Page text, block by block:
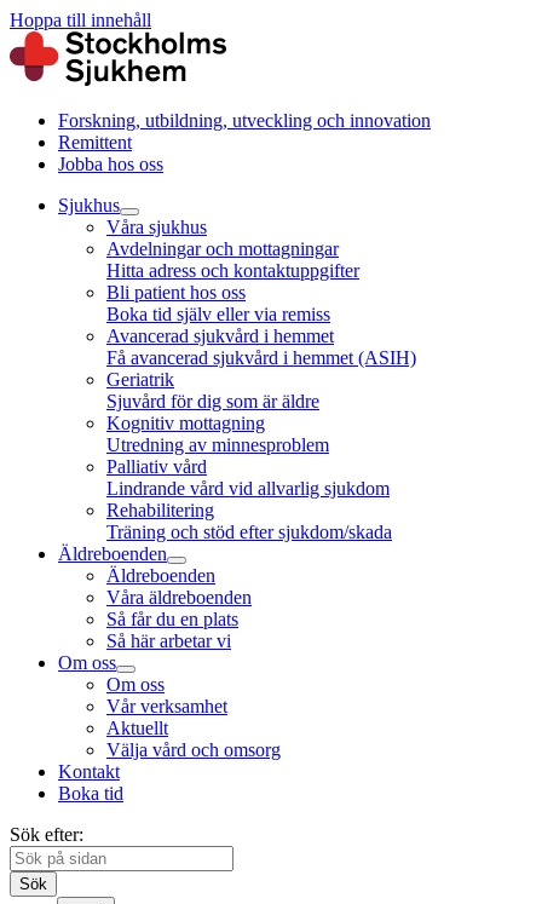
Hoppa till innehåll
Forskning, utbildning, utveckling och innovation
Remittent
Jobba hos oss
Sjukhus
Våra sjukhus
Avdelningar och mottagningar
Hitta adress och kontaktuppgifter
Bli patient hos oss
Boka tid själv eller via remiss
Avancerad sjukvård i hemmet
Få avancerad sjukvård i hemmet (ASIH)
Geriatrik
Sjuvård för dig som är äldre
Kognitiv mottagning
Utredning av minnesproblem
Palliativ vård
Lindrande vård vid allvarlig sjukdom
Rehabilitering
Träning och stöd efter sjukdom/skada
Äldreboenden
Äldreboenden
Våra äldreboenden
Så får du en plats
Så här arbetar vi
Om oss
Om oss
Vår verksamhet
Aktuellt
Välja vård och omsorg
Kontakt
Boka tid
Sök efter:
Sök